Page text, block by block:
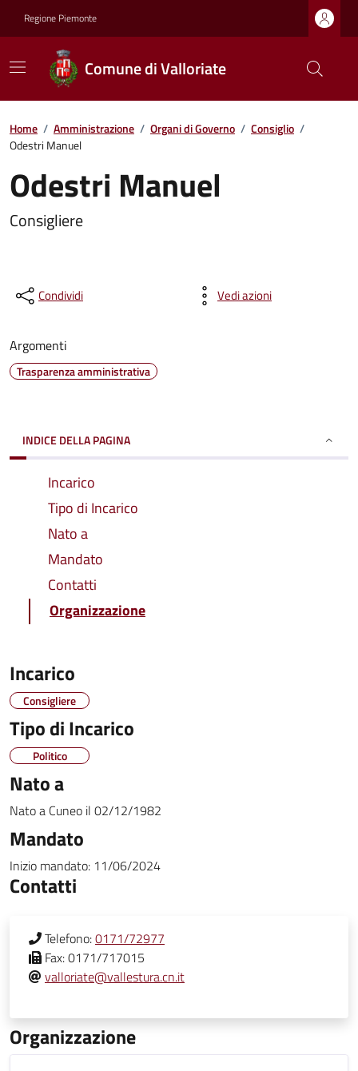
Regione Piemonte
Comune di Valloriate
Home / Amministrazione / Organi di Governo / Consiglio /
Odestri Manuel
Odestri Manuel
Consigliere
Condividi Vedi azioni
Argomenti
Trasparenza amministrativa
INDICE DELLA PAGINA
Incarico
Tipo di Incarico
Nato a
Mandato
Contatti
Organizzazione
Incarico
Consigliere
Tipo di Incarico
Politico
Nato a
Nato a Cuneo il 02/12/1982
Mandato
Inizio mandato: 11/06/2024
Contatti
Telefono:0171/72977
Fax:0171/717015
valloriate@vallestura.cn.it
Organizzazione